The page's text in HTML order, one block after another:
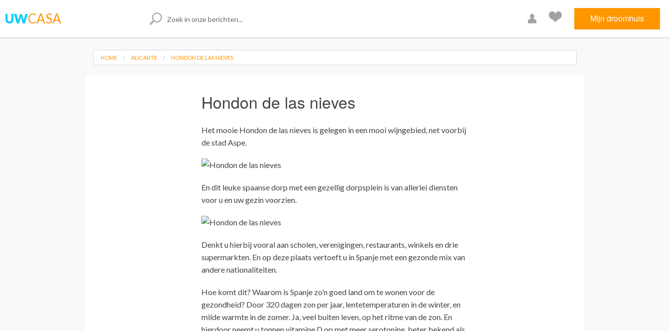
UWCASA Mijn droomhuis
HOME ALICANTE HONDON DE LAS NIEVES
Hondon de las nieves
Het mooie Hondon de las nieves is gelegen in een mooi wijngebied, net voorbij
de stad Aspe.
En dit leuke spaanse dorp met een gezellig dorpsplein is van allerlei diensten
voor u en uw gezin voorzien.
Denkt u hierbij vooral aan scholen, verenigingen, restaurants, winkels en drie
supermarkten. En op deze plaats vertoeft u in Spanje met een gezonde mix van
andere nationaliteiten.
Hoe komt dit? Waarom is Spanje zo’n goed land om te wonen voor de
gezondheid? Door 320 dagen zon per jaar, lentetemperaturen in de winter, en
milde warmte in de zomer. Ja, veel buiten leven, op het ritme van de zon. En